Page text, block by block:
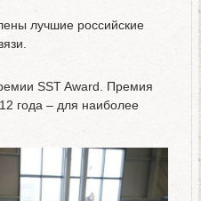
лучшие российские
SST Award. Премия
года – для наиболее